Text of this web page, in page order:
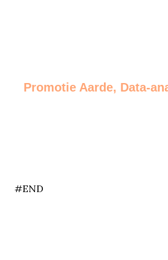
Promotie Aarde, Data-
#END